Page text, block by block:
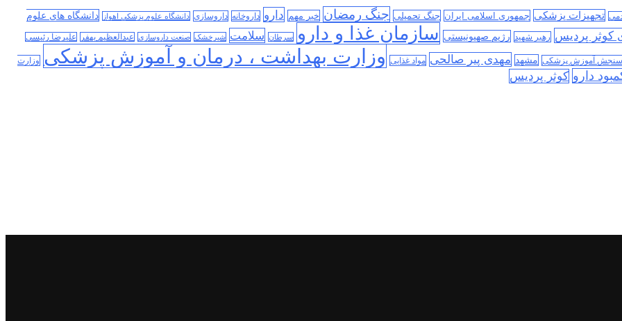
تجهیزات پزشکی جمهوری اسلامی ایران جنگ تحمیلی جنگ رمضان خبر مهم دارو داروخانه داروسازی دانشگاه علوم پزشکی اهواز
دانشگاه های علوم
کوثر پردیس رهبر شهید رژیم صهیونیستی سازمان غذا و دارو سرطان سلامت شیرخشک صنعت داروسازی عبدالعظیم بهفر علیرضا رئیسی
سنجش آموزش پزشکی مشهد مهدی پیر صالحی مواد غذایی وزارت بهداشت ، درمان و آموزش پزشکی وزارت
دارو کوثر پردیس